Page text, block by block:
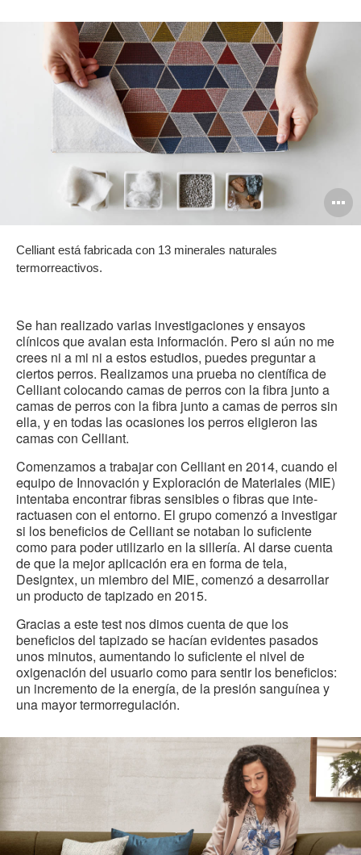
Celliant está fabricada con 13 minerales naturales
termorreactivos.
Se han realizado varias investigaciones y ensayos
clínicos que avalan esta información. Pero si aún no me
crees ni a mi ni a estos estudios, puedes preguntar a
ciertos perros. Realizamos una prueba no científica de
Celliant colocando camas de perros con la fibra junto a
camas de perros con la fibra junto a camas de perros sin
ella, y en todas las ocasiones los perros eligieron las
camas con Celliant.
Comenzamos a trabajar con Celliant en 2014, cuando el
equipo de Innovación y Exploración de Materiales (MIE)
intentaba encontrar fibras sensibles o fibras que inte-
ractuasen con el entorno. El grupo comenzó a investigar
si los beneficios de Celliant se notaban lo suficiente
como para poder utilizarlo en la sillería. Al darse cuenta
de que la mejor aplicación era en forma de tela,
Designtex, un miembro del MIE, comenzó a desarrollar
un producto de tapizado en 2015.
Gracias a este test nos dimos cuenta de que los
beneficios del tapizado se hacían evidentes pasados
unos minutos, aumentando lo suficiente el nivel de
oxigenación del usuario como para sentir los beneficios:
un incremento de la energía, de la presión sanguínea y
una mayor termorregulación.